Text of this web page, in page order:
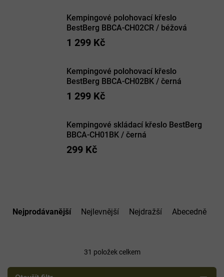
Kempingové polohovací křeslo
BestBerg BBCA-CH02CR / béžová
1 299 Kč
Kempingové polohovací křeslo
BestBerg BBCA-CH02BK / černá
1 299 Kč
Kempingové skládací křeslo BestBerg
BBCA-CH01BK / černá
299 Kč
p
Nejprodávanější Nejlevnější Nejdražší Abecedně
31 položek celkem